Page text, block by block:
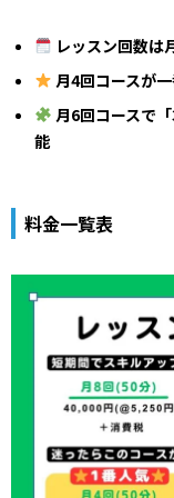
レッスン回数は
月4回コースが
月6回コースで
能
料金一覧表